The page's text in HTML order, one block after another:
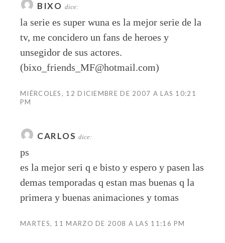
BIXO dice:
la serie es super wuna es la mejor serie de la
tv, me concidero un fans de heroes y
unsegidor de sus actores.
(bixo_friends_MF@hotmail.com)
MIÉRCOLES, 12 DICIEMBRE DE 2007 A LAS 10:21
PM
CARLOS dice:
ps
es la mejor seri q e bisto y espero y pasen las
demas temporadas q estan mas buenas q la
primera y buenas animaciones y tomas
MARTES, 11 MARZO DE 2008 A LAS 11:16 PM